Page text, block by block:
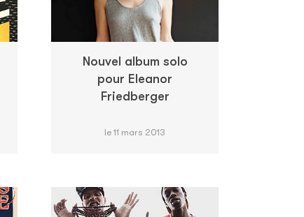
Nouvel album solo
pour Eleanor
Friedberger
le 11 mars 2013